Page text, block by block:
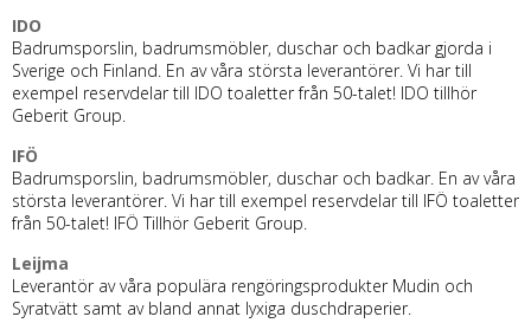
IDO
Badrumsporslin, badrumsmöbler, duschar och badkar gjorda i
Sverige och Finland. En av våra största leverantörer. Vi har till
exempel reservdelar till IDO toaletter från 50-talet! IDO tillhör
Geberit Group.
IFÖ
Badrumsporslin, badrumsmöbler, duschar och badkar. En av våra
största leverantörer. Vi har till exempel reservdelar till IFÖ toaletter
från 50-talet! IFÖ Tillhör Geberit Group.
Leijma
Leverantör av våra populära rengöringsprodukter Mudin och
Syratvätt samt av bland annat lyxiga duschdraperier.